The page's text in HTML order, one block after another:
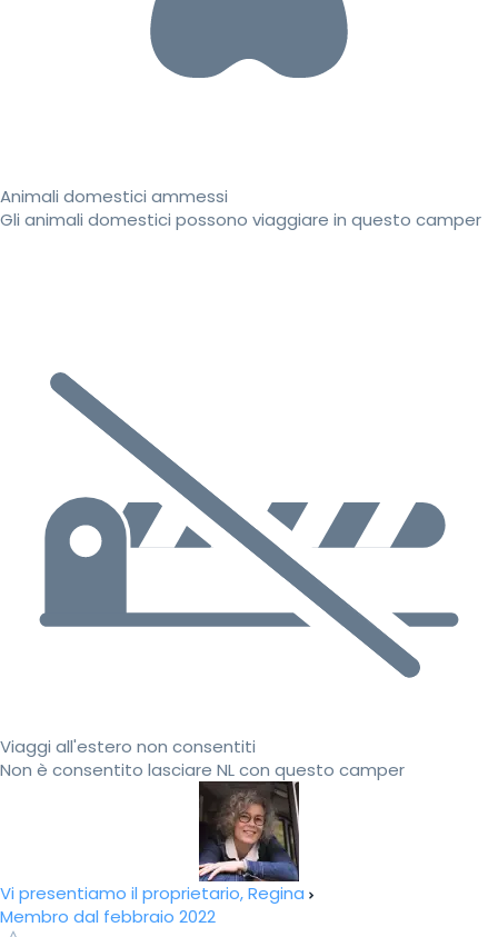
Animali domestici ammessi
Gli animali domestici possono viaggiare in questo camper
Viaggi all'estero non consentiti
Non è consentito lasciare NL con questo camper
Vi presentiamo il proprietario, Regina
Membro dal febbraio 2022